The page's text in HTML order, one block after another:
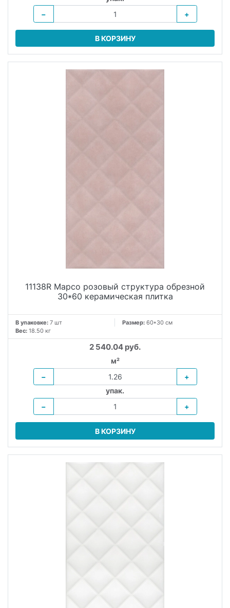
−
+
В КОРЗИНУ
11138R Марсо розовый структура обрезной
30*60 керамическая плитка
В упаковке: 7 шт Размер: 60*30 см
Вес: 18.50 кг
2 540.04 руб.
м²
−
+
упак.
−
+
В КОРЗИНУ